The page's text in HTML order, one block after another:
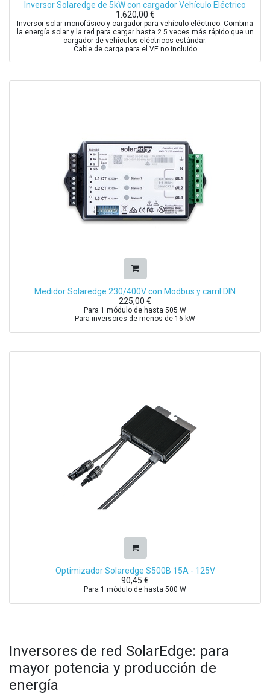
Inversor Solaredge de 5kW con cargador Vehículo Eléctrico
1.620,00 €
Inversor solar monofásico y cargador para vehículo eléctrico. Combina
la energía solar y la red para cargar hasta 2.5 veces más rápido que un
cargador de vehículos eléctricos estándar.
Cable de carga para el VE no incluido
Medidor Solaredge 230/400V con Modbus y carril DIN
225,00 €
Para 1 módulo de hasta 505 W
Para inversores de menos de 16 kW
Optimizador Solaredge S500B 15A - 125V
90,45 €
Para 1 módulo de hasta 500 W
Inversores de red SolarEdge: para
mayor potencia y producción de
energía